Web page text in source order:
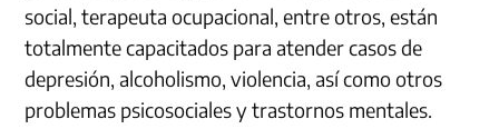
social, terapeuta ocupacional, entre otros, están
totalmente capacitados para atender casos de
depresión, alcoholismo, violencia, así como otros
problemas psicosociales y trastornos mentales.